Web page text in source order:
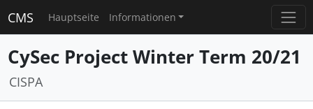
CMS Hauptseite Informationen
CySec Project Winter Term 20/21
CISPA